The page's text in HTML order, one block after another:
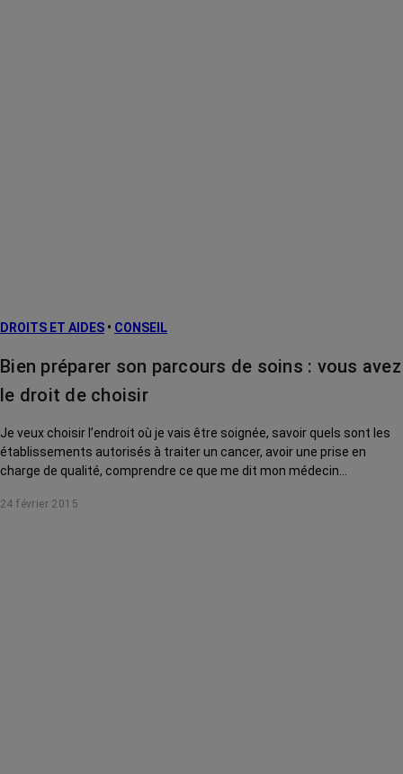
DROITS ET AIDES • CONSEIL
Bien préparer son parcours de soins : vous avez
le droit de choisir
Je veux choisir l’endroit où je vais être soignée, savoir quels sont les
établissements autorisés à traiter un cancer, avoir une prise en
charge de qualité, comprendre ce que me dit mon médecin...
24 février 2015